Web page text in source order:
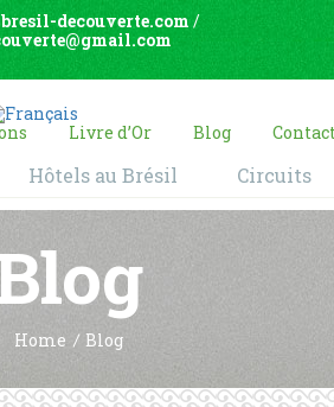
decouverte.com /
Livre d’Or Blog
Hôtels au Brésil Circuits
Home Blog